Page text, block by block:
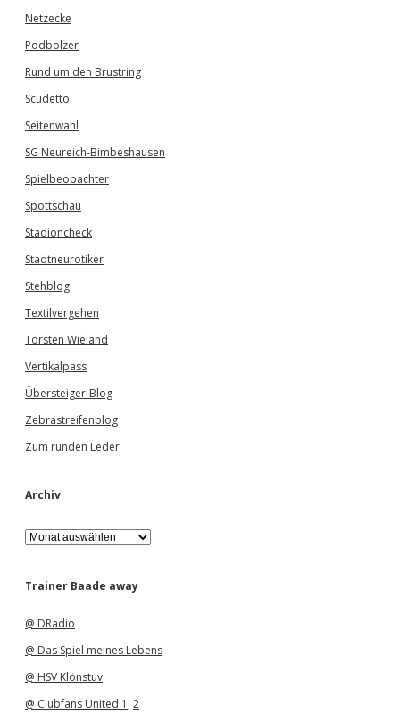
Netzecke
Podbolzer
Rund um den Brustring
Scudetto
Seitenwahl
SG Neureich-Bimbeshausen
Spielbeobachter
Spottschau
Stadioncheck
Stadtneurotiker
Stehblog
Textilvergehen
Torsten Wieland
Vertikalpass
Übersteiger-Blog
Zebrastreifenblog
Zum runden Leder
Archiv
A
r
h
Trainer Baade away
@ DRadio
@ Das Spiel meines Lebens
@ HSV Klönstuv
@ Clubfans United 1 , 2